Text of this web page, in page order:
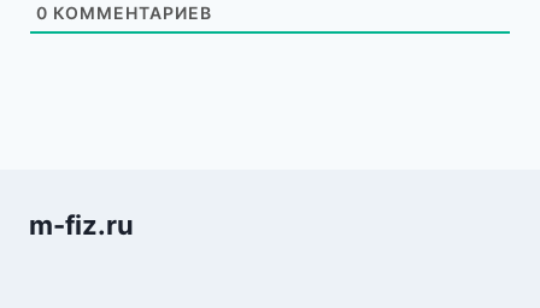
0 КОММЕНТАРИЕВ
m-fiz.ru